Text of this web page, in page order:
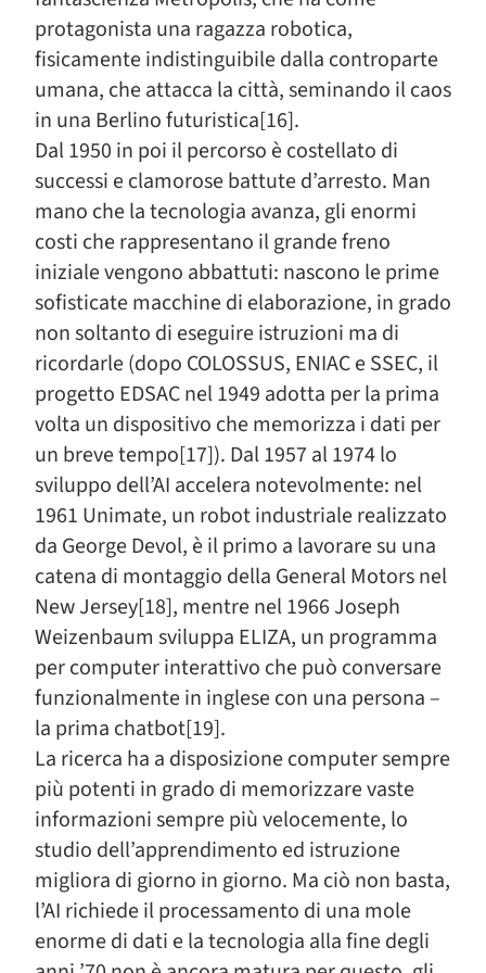
protagonista una ragazza robotica,
fisicamente indistinguibile dalla controparte
umana, che attacca la città, seminando il caos
in una Berlino futuristica[16].
Dal 1950 in poi il percorso è costellato di
successi e clamorose battute d’arresto. Man
mano che la tecnologia avanza, gli enormi
costi che rappresentano il grande freno
iniziale vengono abbattuti: nascono le prime
sofisticate macchine di elaborazione, in grado
non soltanto di eseguire istruzioni ma di
ricordarle (dopo COLOSSUS, ENIAC e SSEC, il
progetto EDSAC nel 1949 adotta per la prima
volta un dispositivo che memorizza i dati per
un breve tempo[17]). Dal 1957 al 1974 lo
sviluppo dell’AI accelera notevolmente: nel
1961 Unimate, un robot industriale realizzato
da George Devol, è il primo a lavorare su una
catena di montaggio della General Motors nel
New Jersey[18], mentre nel 1966 Joseph
Weizenbaum sviluppa ELIZA, un programma
per computer interattivo che può conversare
funzionalmente in inglese con una persona –
la prima chatbot[19].
La ricerca ha a disposizione computer sempre
più potenti in grado di memorizzare vaste
informazioni sempre più velocemente, lo
studio dell’apprendimento ed istruzione
migliora di giorno in giorno. Ma ciò non basta,
l’AI richiede il processamento di una mole
enorme di dati e la tecnologia alla fine degli